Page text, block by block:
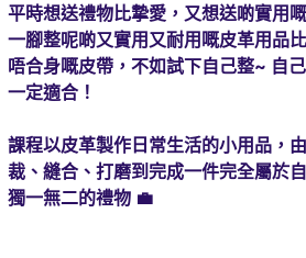
平時想送禮物比摯愛，又想送啲實用
一腳整呢啲又實用又耐用嘅皮革用品
唔合身嘅皮帶，不如試下自己整~ 自
一定適合！
課程以皮革製作日常生活的小用品，
裁、縫合、打磨到完成一件完全屬於
獨一無二的禮物💼